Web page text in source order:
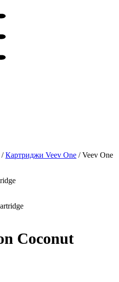
/Картриджи Veev One /Veev One
Coconut